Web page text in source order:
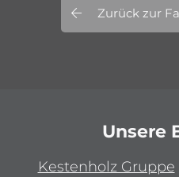
Zurück zur
Unsere
Kestenholz Gruppe